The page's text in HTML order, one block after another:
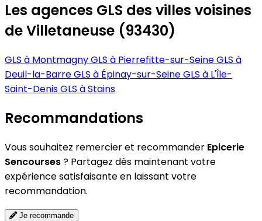
Les agences GLS des villes voisines
de Villetaneuse (93430)
GLS à MontmagnyGLS à Pierrefitte-sur-SeineGLS à
Deuil-la-BarreGLS à Épinay-sur-SeineGLS à L'Île-
Saint-DenisGLS à Stains
Recommandations
Vous souhaitez remercier et recommander Epicerie
Sencourses? Partagez dès maintenant votre
expérience satisfaisante en laissant votre
recommandation.
Je recommande